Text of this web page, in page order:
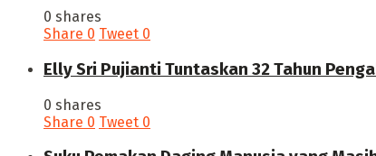
0 shares
Share 0 Tweet 0
Elly Sri Pujianti Tuntaskan 32 Tahun
0 shares
Share 0 Tweet 0